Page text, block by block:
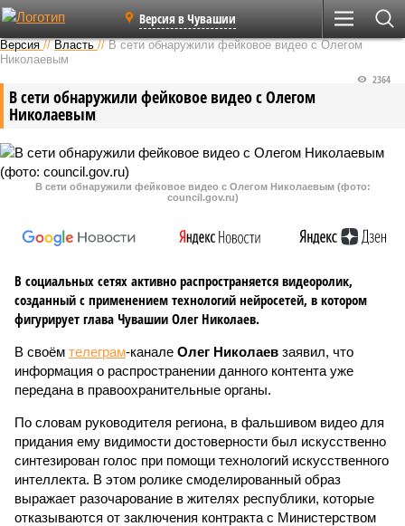
Версия в Чувашии
Версия //Власть //В сети обнаружили фейковое видео с Олегом
Николаевым
В сети обнаружили фейковое видео с Олегом
Николаевым
2364
В сети обнаружили фейковое видео с Олегом Николаевым (фото:
council.gov.ru)
В социальных сетях активно распространяется видеоролик,
созданный с применением технологий нейросетей, в котором
фигурирует глава Чувашии Олег Николаев.
В своём телеграм-канале Олег Николаев заявил, что
информация о распространении данного контента уже
передана в правоохранительные органы.
По словам руководителя региона, в фальшивом видео для
придания ему видимости достоверности был искусственно
синтезирован голос при помощи технологий искусственного
интеллекта. В этом ролике смоделированный образ
выражает разочарование в жителях республики, которые
отказываются от заключения контракта с Министерством